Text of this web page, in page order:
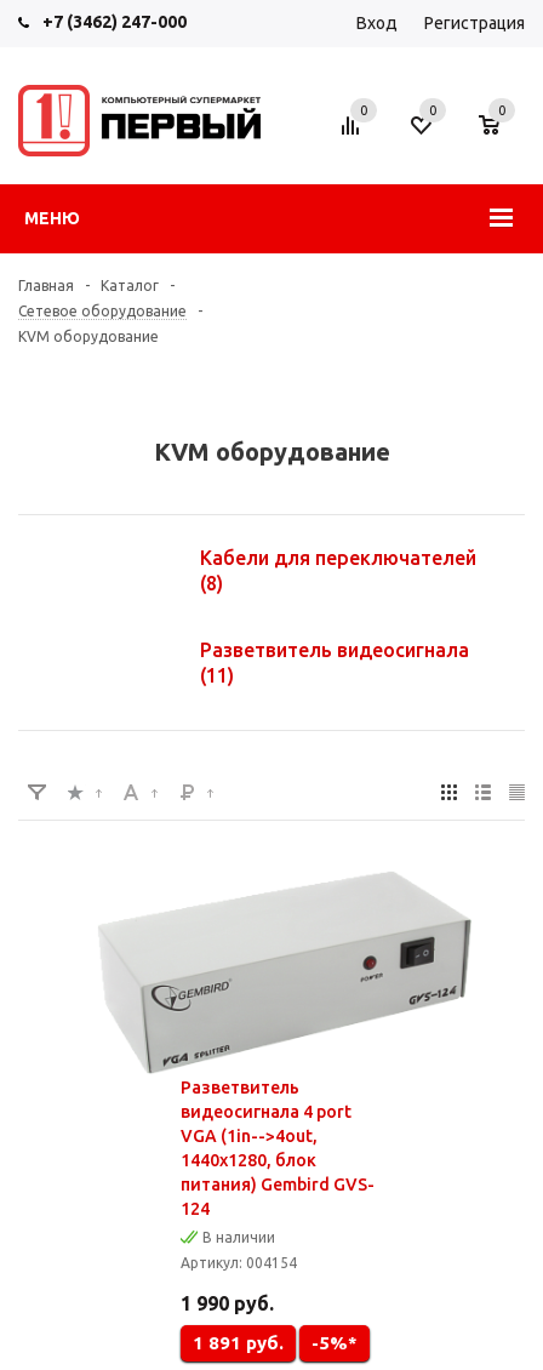
+7 (3462) 247-000 Вход Регистрация
МЕНЮ
0 0 0
Главная - Каталог
-
Сетевое оборудование
-
KVM оборудование
KVM оборудование
Кабели для переключателей
(8)
Разветвитель видеосигнала
(11)
Разветвитель
видеосигнала 4 port
VGA (1in-->4out,
1440x1280, блок
питания) Gembird GVS-
124
В наличии
Артикул: 004154
1 990 руб.
1 891 руб. -5%*